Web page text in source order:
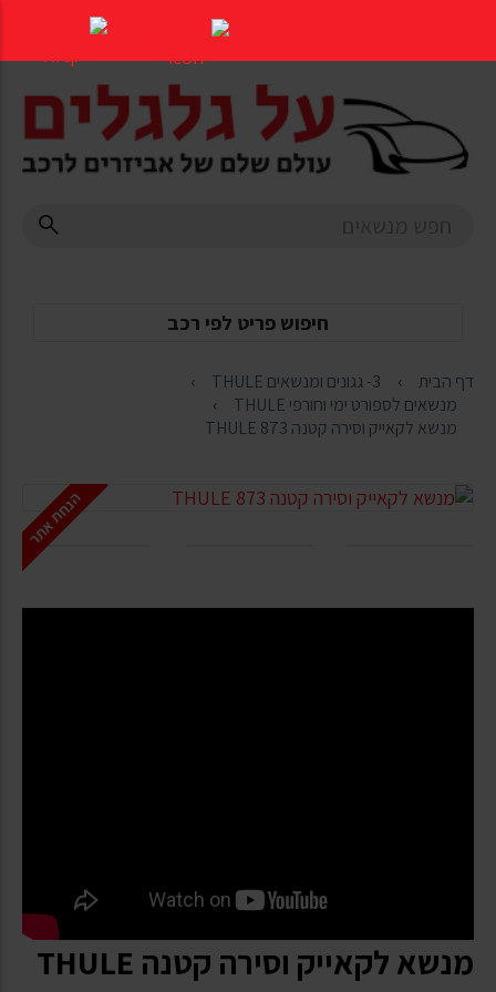
העמוד
חיפוש פריט לפי רכב
דף הבית
3- גגונים ומנשאים THULE
מנשאים לספורט ימי וחורפי THULE
מנשא לקאייק וסירה קטנה THULE 873
הנחת אתר
מנשא לקאייק וסירה קטנה THULE